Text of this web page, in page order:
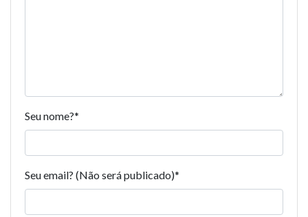
Seu nome?*
Seu email? (Não será publicado)*